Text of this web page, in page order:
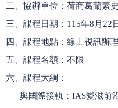
二、協辦單位：荷商葛蘭素
三、課程日期：115年8月22
四、課程地點：線上視訊辦
五、課程名額：不限
六、課程大綱：
與國際接軌：IAS愛滋前沿